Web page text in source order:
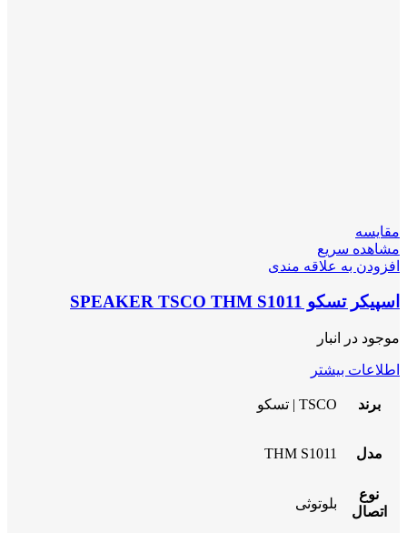
مقایسه
مشاهده سریع
افزودن به علاقه مندی
اسپیکر تسکو SPEAKER TSCO THM S1011
موجود در انبار
اطلاعات بیشتر
برند TSCO | تسکو
مدل THM S1011
نوع
اتصال
بلوتوثی